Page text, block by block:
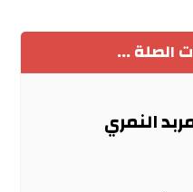
الصلة ...
النمري